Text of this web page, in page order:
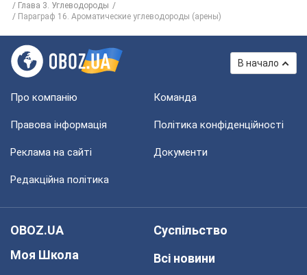
Глава 3. Углеводороды
Параграф 16. Ароматические углеводороды (арены)
В начало
Про компанію Команда
Правова інформація Політика конфіденційності
Реклама на сайті Документи
Редакційна політика
OBOZ.UA
Моя Школа
Суспільство
Всі новини